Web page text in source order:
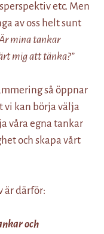
etc. Men
av oss helt sunt
mina tankar
mig att tänka?”
så öppnar
vi kan börja välja
våra egna tankar
och skapa vårt
är därför:
och